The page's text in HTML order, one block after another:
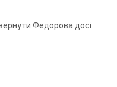
Федорова досі